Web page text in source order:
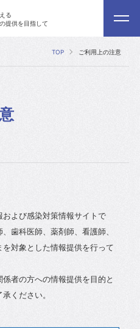
る
提供を目指して
TOP ご利用上の注意
よび感染対策情報サイトで
歯科医師、薬剤師、看護師、
対象とした情報提供を行って
者の方への情報提供を目的と
ください。